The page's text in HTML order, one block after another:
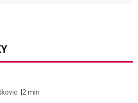
2 min